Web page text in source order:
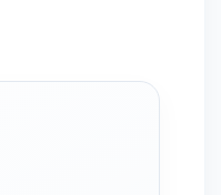
bitkinin doğal
kritik bir uygulamadır.
bir yapıya sahiptir.
büyümeye